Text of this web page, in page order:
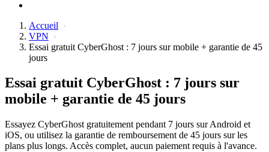
Accueil
VPN
Essai gratuit CyberGhost : 7 jours sur mobile + garantie de 45
jours
Essai gratuit CyberGhost : 7 jours sur
mobile + garantie de 45 jours
Essayez CyberGhost gratuitement pendant 7 jours sur Android et
iOS, ou utilisez la garantie de remboursement de 45 jours sur les
plans plus longs. Accès complet, aucun paiement requis à l'avance.